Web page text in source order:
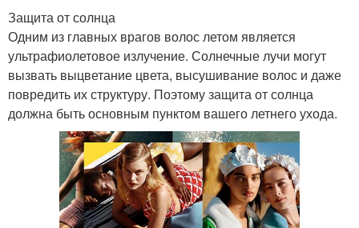
Защита от солнца
Одним из главных врагов волос летом является
ультрафиолетовое излучение. Солнечные лучи могут
вызвать выцветание цвета, высушивание волос и даже
повредить их структуру. Поэтому защита от солнца
должна быть основным пунктом вашего летнего ухода.